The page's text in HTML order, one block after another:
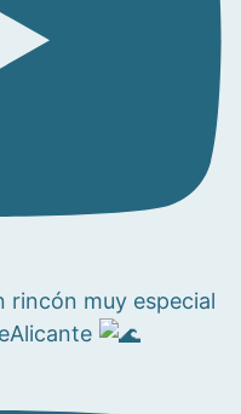
rincón muy especial